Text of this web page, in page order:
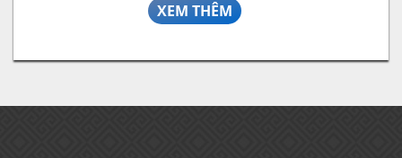
XEM THÊM